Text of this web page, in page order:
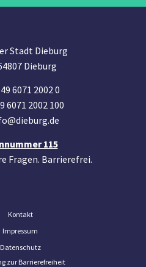
Stadt Dieburg
Dieburg
6071 2002 0
6071 2002 100
115
Fragen. Barrierefrei.
Kontakt
Impressum
Datenschutz
zur Barrierefreiheit